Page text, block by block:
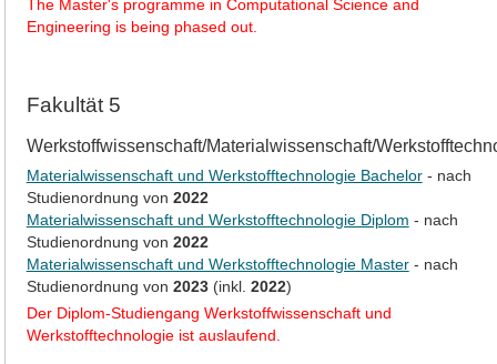
The Master's programme in Computational Science and
Engineering is being phased out.
Fakultät 5
Werkstoffwissenschaft/Materialwissenschaft/
Materialwissenschaft und Werkstofftechnologie Bachelor- nach
Studienordnung von 2022
Materialwissenschaft und Werkstofftechnologie Diplom - nach
Studienordnung von 2022
Materialwissenschaft und Werkstofftechnologie Master- nach
Studienordnung von 2023(inkl. 2022)
Der Diplom-Studiengang Werkstoffwissenschaft und
Werkstofftechnologie ist auslaufend.